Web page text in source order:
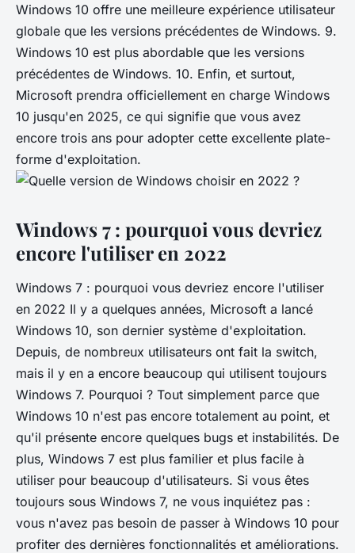
Windows 10 offre une meilleure expérience utilisateur
globale que les versions précédentes de Windows. 9.
Windows 10 est plus abordable que les versions
précédentes de Windows. 10. Enfin, et surtout,
Microsoft prendra officiellement en charge Windows
10 jusqu'en 2025, ce qui signifie que vous avez
encore trois ans pour adopter cette excellente plate-
forme d'exploitation.
Windows 7 : pourquoi vous devriez
encore l'utiliser en 2022
Windows 7 : pourquoi vous devriez encore l'utiliser
en 2022 Il y a quelques années, Microsoft a lancé
Windows 10, son dernier système d'exploitation.
Depuis, de nombreux utilisateurs ont fait la switch,
mais il y en a encore beaucoup qui utilisent toujours
Windows 7. Pourquoi ? Tout simplement parce que
Windows 10 n'est pas encore totalement au point, et
qu'il présente encore quelques bugs et instabilités. De
plus, Windows 7 est plus familier et plus facile à
utiliser pour beaucoup d'utilisateurs. Si vous êtes
toujours sous Windows 7, ne vous inquiétez pas :
vous n'avez pas besoin de passer à Windows 10 pour
profiter des dernières fonctionnalités et améliorations.